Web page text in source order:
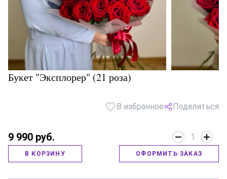
Букет "Эксплорер" (21 роза)
В избранное Поделиться
9 990 руб. 1
В КОРЗИНУ ОФОРМИТЬ ЗАКАЗ